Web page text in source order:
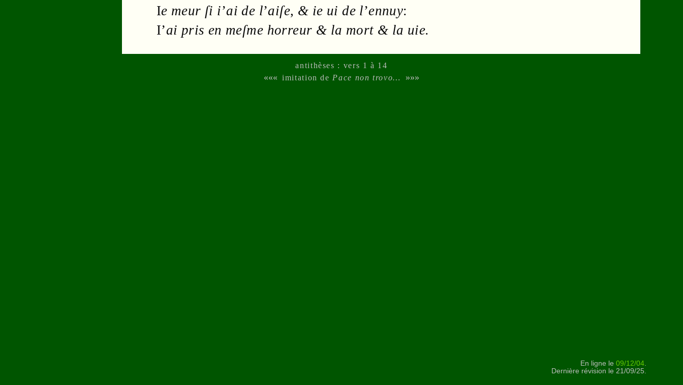
Ie meur ſi i’ai de l’aiſe, & ie ui de l’ennuy:
I’ai pris en meſme horreur & la mort & la uie.
antithèses : vers 1 à 14
««« imitation dePace non trovo… »»»
En ligne le 09/12/04
Dernière révision le 21/09/25.